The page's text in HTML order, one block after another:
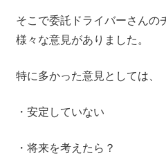
そこで委託ドライバーさんの
様々な意見がありました。
特に多かった意見としては、
・安定していない
・将来を考えたら？